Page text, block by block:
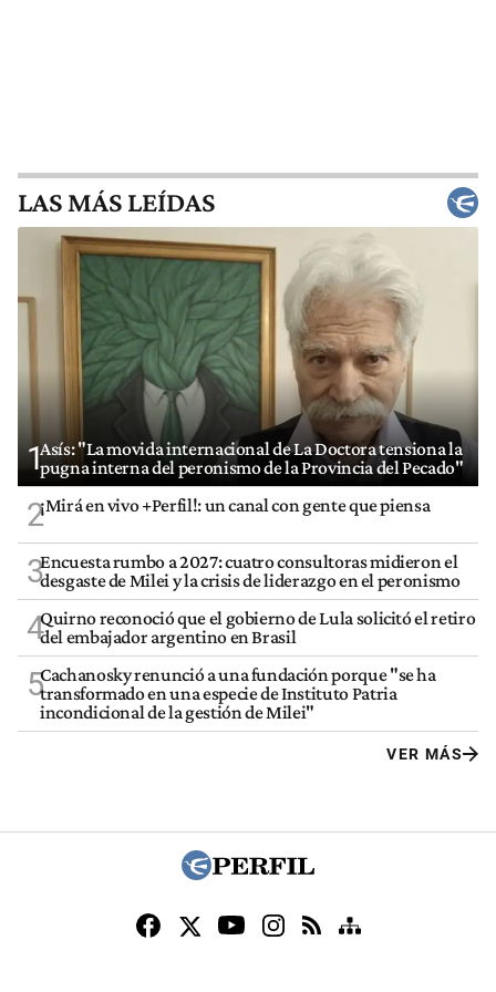
LAS MÁS LEÍDAS
1Asís: "La movida internacional de La Doctora tensiona la
pugna interna del peronismo de la Provincia del Pecado"
2¡Mirá en vivo +Perfil!: un canal con gente que piensa
3Encuesta rumbo a 2027: cuatro consultoras midieron el
desgaste de Milei y la crisis de liderazgo en el peronismo
4Quirno reconoció que el gobierno de Lula solicitó el retiro
del embajador argentino en Brasil
5Cachanosky renunció a una fundación porque "se ha
transformado en una especie de Instituto Patria
incondicional de la gestión de Milei"
VER MÁS